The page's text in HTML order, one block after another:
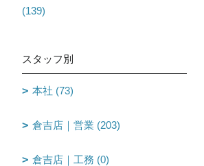
(139)
スタッフ別
本社 (73)
倉吉店｜営業 (203)
倉吉店｜工務 (0)